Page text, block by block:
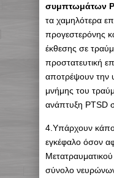
συμπτωμάτων
τα χαμηλότερα
προγεστερόνης
έκθεσης σε
προστατευτική
αποτρέψουν την
μνήμης του
ανάπτυξη PTSD
4.Υπάρχουν
εγκέφαλο όσον
σύνολο